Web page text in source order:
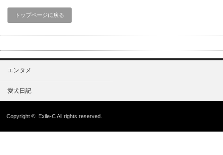
トップページに戻る
エンタメ
愛犬日記
Copyright © Exile-CAll rights reserved.